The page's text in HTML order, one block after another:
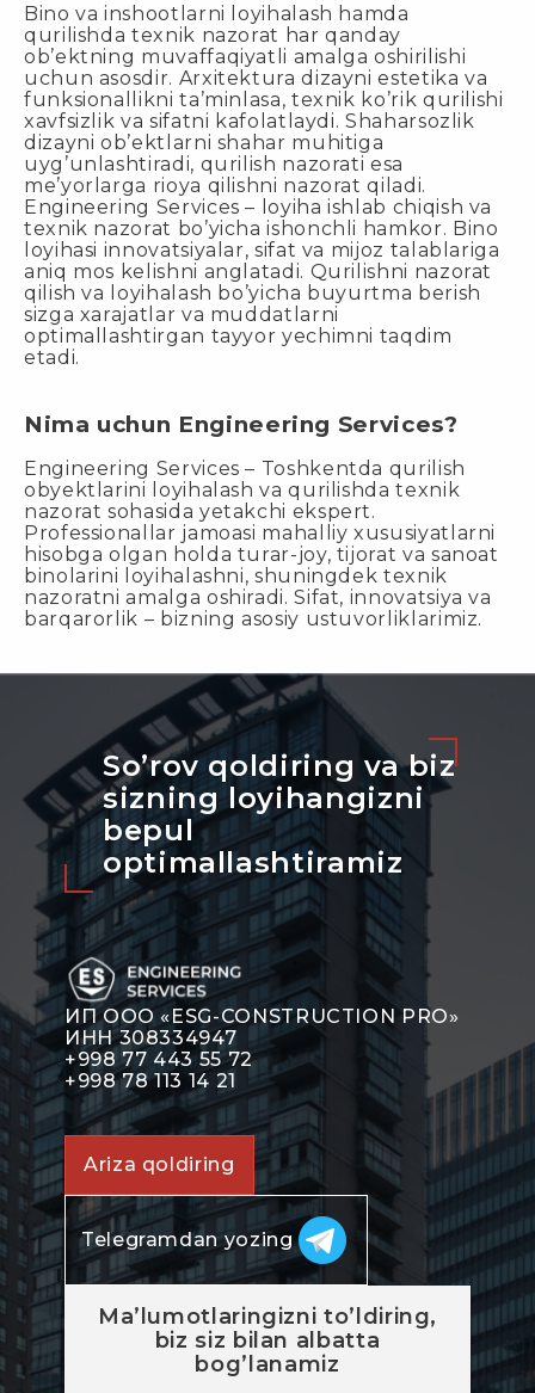
Bino va inshootlarni loyihalash hamda
qurilishda texnik nazorat har qanday
ob’ektning muvaffaqiyatli amalga oshirilishi
uchun asosdir. Arxitektura dizayni estetika va
funksionallikni ta’minlasa, texnik ko’rik qurilishi
xavfsizlik va sifatni kafolatlaydi. Shaharsozlik
dizayni ob’ektlarni shahar muhitiga
uyg’unlashtiradi, qurilish nazorati esa
me’yorlarga rioya qilishni nazorat qiladi.
Engineering Services – loyiha ishlab chiqish va
texnik nazorat bo’yicha ishonchli hamkor. Bino
loyihasi innovatsiyalar, sifat va mijoz talablariga
aniq mos kelishni anglatadi. Qurilishni nazorat
qilish va loyihalash bo’yicha buyurtma berish
sizga xarajatlar va muddatlarni
optimallashtirgan tayyor yechimni taqdim
etadi.
Nima uchun Engineering Services?
Engineering Services – Toshkentda qurilish
obyektlarini loyihalash va qurilishda texnik
nazorat sohasida yetakchi ekspert.
Professionallar jamoasi mahalliy xususiyatlarni
hisobga olgan holda turar-joy, tijorat va sanoat
binolarini loyihalashni, shuningdek texnik
nazoratni amalga oshiradi. Sifat, innovatsiya va
barqarorlik – bizning asosiy ustuvorliklarimiz.
So’rov qoldiring va biz
sizning loyihangizni
bepul
optimallashtiramiz
ИП ООО «ESG-CONSTRUCTION PRO»
ИНН 308334947
+998 77 443 55 72
+998 78 113 14 21
Ariza qoldiring
Telegramdan yozing
Ma’lumotlaringizni to’ldiring,
biz siz bilan albatta
bog’lanamiz